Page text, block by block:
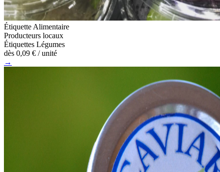
Étiquette Alimentaire
Producteurs locaux
Étiquettes Légumes
dès 0,09 € / unité
→